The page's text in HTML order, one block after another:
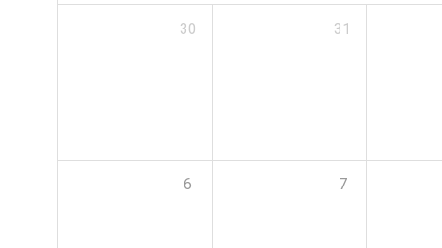
30 31
6 7